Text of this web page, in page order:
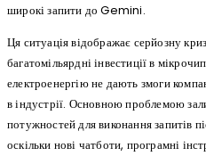
широкі запити до Gemini.
Ця ситуація відображає серйозну
багатомільярдні інвестиції в
електроенергію не дають змоги
в індустрії. Основною проблемою
потужностей для виконання запитів
оскільки нові чатботи, програмні